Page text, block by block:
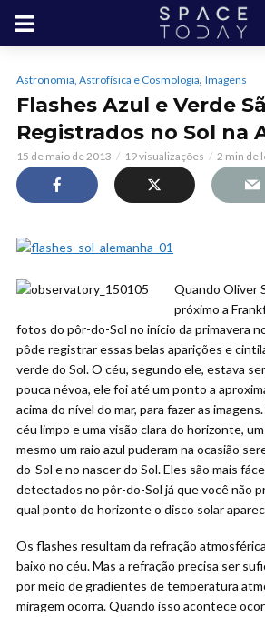
Astronomia, Astrofísica e Cosmologia, Imagens
Flashes Azul e Verde
Registrados no Sol na
15 de maio de 2013 19 visualizações 2 min de
Quando Oliver
próximo a
fotos do pôr-do-Sol no início da primavera
pôde registrar essas belas aparições e
verde do Sol. O céu, segundo ele, estava
pouca névoa, ele foi até um ponto a
acima do nível do mar, para fazer as
céu limpo e uma visão clara do horizonte,
mesmo um raio azul puderam na ocasião
do-Sol e no nascer do Sol. Eles são mais
detectados no pôr-do-Sol já que você não
qual ponto do horizonte o disco solar
Os flashes resultam da refração
baixo no céu. Mas a refração precisa ser
por meio de gradientes de temperatura
miragem ocorra. Quando isso acontece